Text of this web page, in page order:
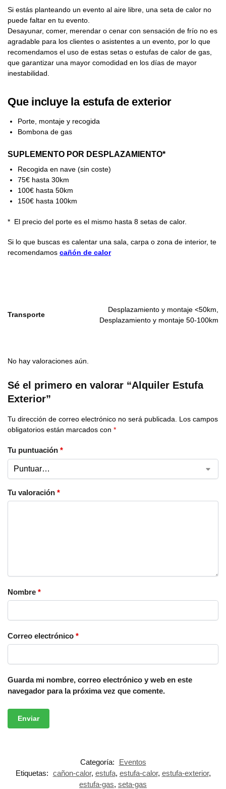
Si estás planteando un evento al aire libre, una seta de calor no
puede faltar en tu evento.
Desayunar, comer, merendar o cenar con sensación de frío no es
agradable para los clientes o asistentes a un evento, por lo que
recomendamos el uso de estas setas o estufas de calor de gas,
que garantizar una mayor comodidad en los días de mayor
inestabilidad.
Que incluye la estufa de exterior
Porte, montaje y recogida
Bombona de gas
SUPLEMENTO POR DESPLAZAMIENTO*
Recogida en nave (sin coste)
75€ hasta 30km
100€ hasta 50km
150€ hasta 100km
* El precio del porte es el mismo hasta 8 setas de calor.
Si lo que buscas es calentar una sala, carpa o zona de interior, te
recomendamos cañón de calor
Transporte
Desplazamiento y montaje <50km,
Desplazamiento y montaje 50-100km
No hay valoraciones aún.
Sé el primero en valorar “Alquiler Estufa
Exterior”
Tu dirección de correo electrónico no será publicada.
Los campos
obligatorios están marcados con *
Tu puntuación *
Tu valoración *
Nombre *
Correo electrónico *
Guarda mi nombre, correo electrónico y web en este
navegador para la próxima vez que comente.
Categoría:
Eventos
Etiquetas: cañon-calor, estufa, estufa-calor, estufa-exterior,
estufa-gas, seta-gas